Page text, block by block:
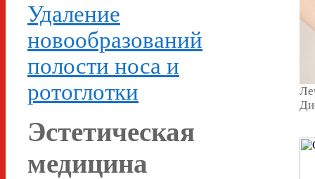
Удаление
новообразований
полости носа и
ротоглотки
Эстетическая
медицина